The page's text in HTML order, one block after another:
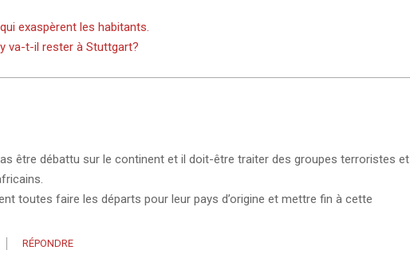
exaspèrent les habitants.
va-t-il rester à Stuttgart?
être débattu sur le continent et il doit-être traiter des groupes terroristes et
toutes faire les départs pour leur pays d’origine et mettre fin à cette
RÉPONDRE